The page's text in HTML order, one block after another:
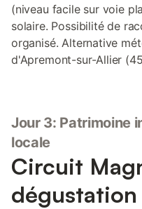
(niveau facile sur voie
solaire. Possibilité de
organisé. Alternative
d'Apremont-sur-Allier
Jour 3: Patrimoine
locale
Circuit